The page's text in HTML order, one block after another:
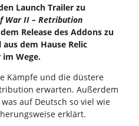
Launch Trailer zu
War II – Retribution
Release des Addons zu
dem Hause Relic
Wege.
Kämpfe und die düstere
erwarten. Außerdem
auf Deutsch so viel wie
erklärt.